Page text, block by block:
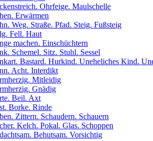
Ohrfeige. Maulschelle
Erwärmen
Weg. Straße. Pfad. Steig. Fußsteig
Fell. Haut
machen. Einschüchtern
Schemel. Sitz. Stuhl. Sessel
Bastard. Hurkind. Uneheliches Kind.
Acht. Interdikt
Mitleidig
Gnädig
Beil. Axt
Borke. Rinde
Zittern. Schaudern. Schauern
Kelch. Pokal. Glas. Schoppen
Behutsam. Vorsichtig